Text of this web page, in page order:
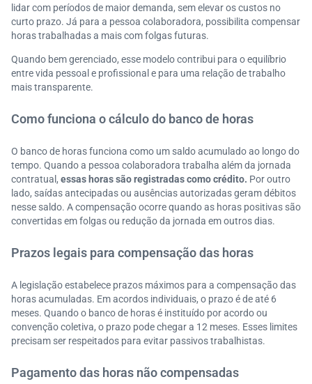
lidar com períodos de maior demanda, sem elevar os custos no
curto prazo. Já para a pessoa colaboradora, possibilita compensar
horas trabalhadas a mais com folgas futuras.
Quando bem gerenciado, esse modelo contribui para o equilíbrio
entre vida pessoal e profissional e para uma relação de trabalho
mais transparente.
Como funciona o cálculo do banco de horas
O banco de horas funciona como um saldo acumulado ao longo do
tempo. Quando a pessoa colaboradora trabalha além da jornada
contratual, essas horas são registradas como crédito. Por outro
lado, saídas antecipadas ou ausências autorizadas geram débitos
nesse saldo. A compensação ocorre quando as horas positivas são
convertidas em folgas ou redução da jornada em outros dias.
Prazos legais para compensação das horas
A legislação estabelece prazos máximos para a compensação das
horas acumuladas. Em acordos individuais, o prazo é de até 6
meses. Quando o banco de horas é instituído por acordo ou
convenção coletiva, o prazo pode chegar a 12 meses. Esses limites
precisam ser respeitados para evitar passivos trabalhistas.
Pagamento das horas não compensadas